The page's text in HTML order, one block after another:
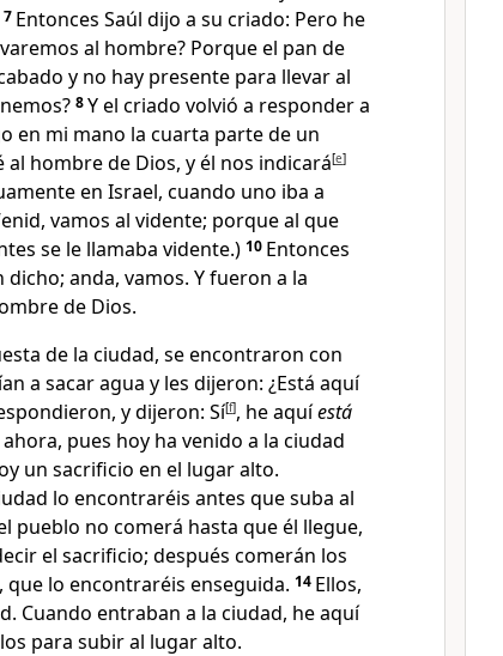
7 Entonces Saúl dijo a su criado: Pero he
al hombre? Porque el pan de
y no hay presente para llevar al
8Y el criado volvió a responder a
en mi mano la cuarta parte de un
al hombre de Dios, y él nos indicará[e]
en Israel, cuando uno iba a
vamos al vidente; porque al que
se le llamaba vidente.) 10 Entonces
dicho; anda, vamos. Y fueron a la
de Dios.
de la ciudad, se encontraron con
a sacar agua y les dijeron: ¿Está aquí
y dijeron: Sí[f], he aquíestá
pues hoy ha venido a la ciudad
un sacrificio en el lugar alto.
lo encontraréis antes que suba al
pueblo no comerá hasta que él llegue,
el sacrificio; después comerán los
que lo encontraréis enseguida. 14 Ellos,
Cuando entraban a la ciudad, he aquí
para subir al lugar alto.